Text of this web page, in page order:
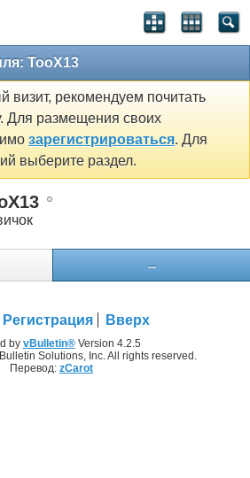
TooX13
визит, рекомендуем почитать
Для размещения своих
зарегистрироваться. Для
выберите раздел.
...
Регистрация Вверх
by vBulletin®Version 4.2.5
Solutions, Inc. All rights reserved.
Перевод: zCarot